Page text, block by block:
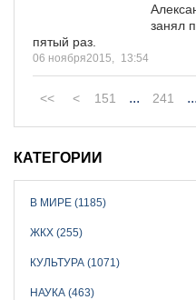
занял
пятый раз.
06 ноября2015, 13:54
<< < 151 ... 241 ...
КАТЕГОРИИ
В МИРЕ (1185)
ЖКХ (255)
КУЛЬТУРА (1071)
НАУКА (463)